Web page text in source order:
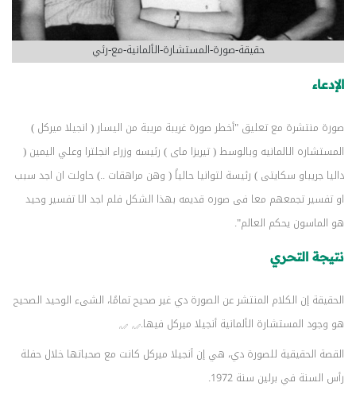
حقيقة-صورة-المستشارة-الألمانية-مع-رئي
الإدعاء
صورة منتشرة مع تعليق "أخطر ‏صورة غريبة مريبة من اليسار ( انجيلا ميركل )
المستشاره الالمانيه وبالوسط ( تيريزا ماى ) رئيسه وزراء انجلترا وعلي اليمين (
داليا جريباو سكايتى ) رئيسة لتوانيا حالياً ( وهن مراهقات ..) حاولت ان اجد سبب
او تفسير تجمعهم معا فى صوره قديمه بهذا الشكل فلم اجد الا تفسير وحيد
هو الماسون يحكم العالم".
نتيجة التحري
الحقيقة إن الكلام المنتشر عن الصورة دي غير صحيح تمامًا، الشىء الوحيد الصحيح
هو وجود المستشارة الألمانية أنجيلا ميركل فيها.
القصة الحقيقية للصورة دي، هي إن أنجيلا ميركل كانت مع صحباتها خلال حفلة
رأس السنة في برلين سنة 1972.